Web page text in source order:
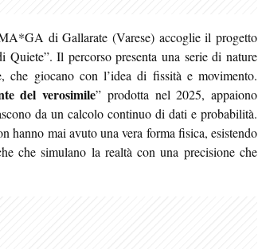
di Gallarate (Varese) accoglie il progetto
Quiete”. Il percorso presenta una serie di nature
che giocano con l’idea di fissità e movimento.
del verosimile” prodotta nel 2025, appaiono
da un calcolo continuo di dati e probabilità.
hanno mai avuto una vera forma fisica, esistendo
che simulano la realtà con una precisione che